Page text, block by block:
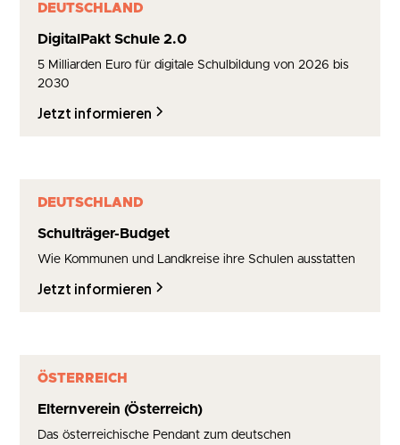
DEUTSCHLAND
DigitalPakt Schule 2.0
5 Milliarden Euro für digitale Schulbildung von 2026 bis
2030
Jetzt informieren
DEUTSCHLAND
Schulträger-Budget
Wie Kommunen und Landkreise ihre Schulen ausstatten
Jetzt informieren
ÖSTERREICH
Elternverein (Österreich)
Das österreichische Pendant zum deutschen